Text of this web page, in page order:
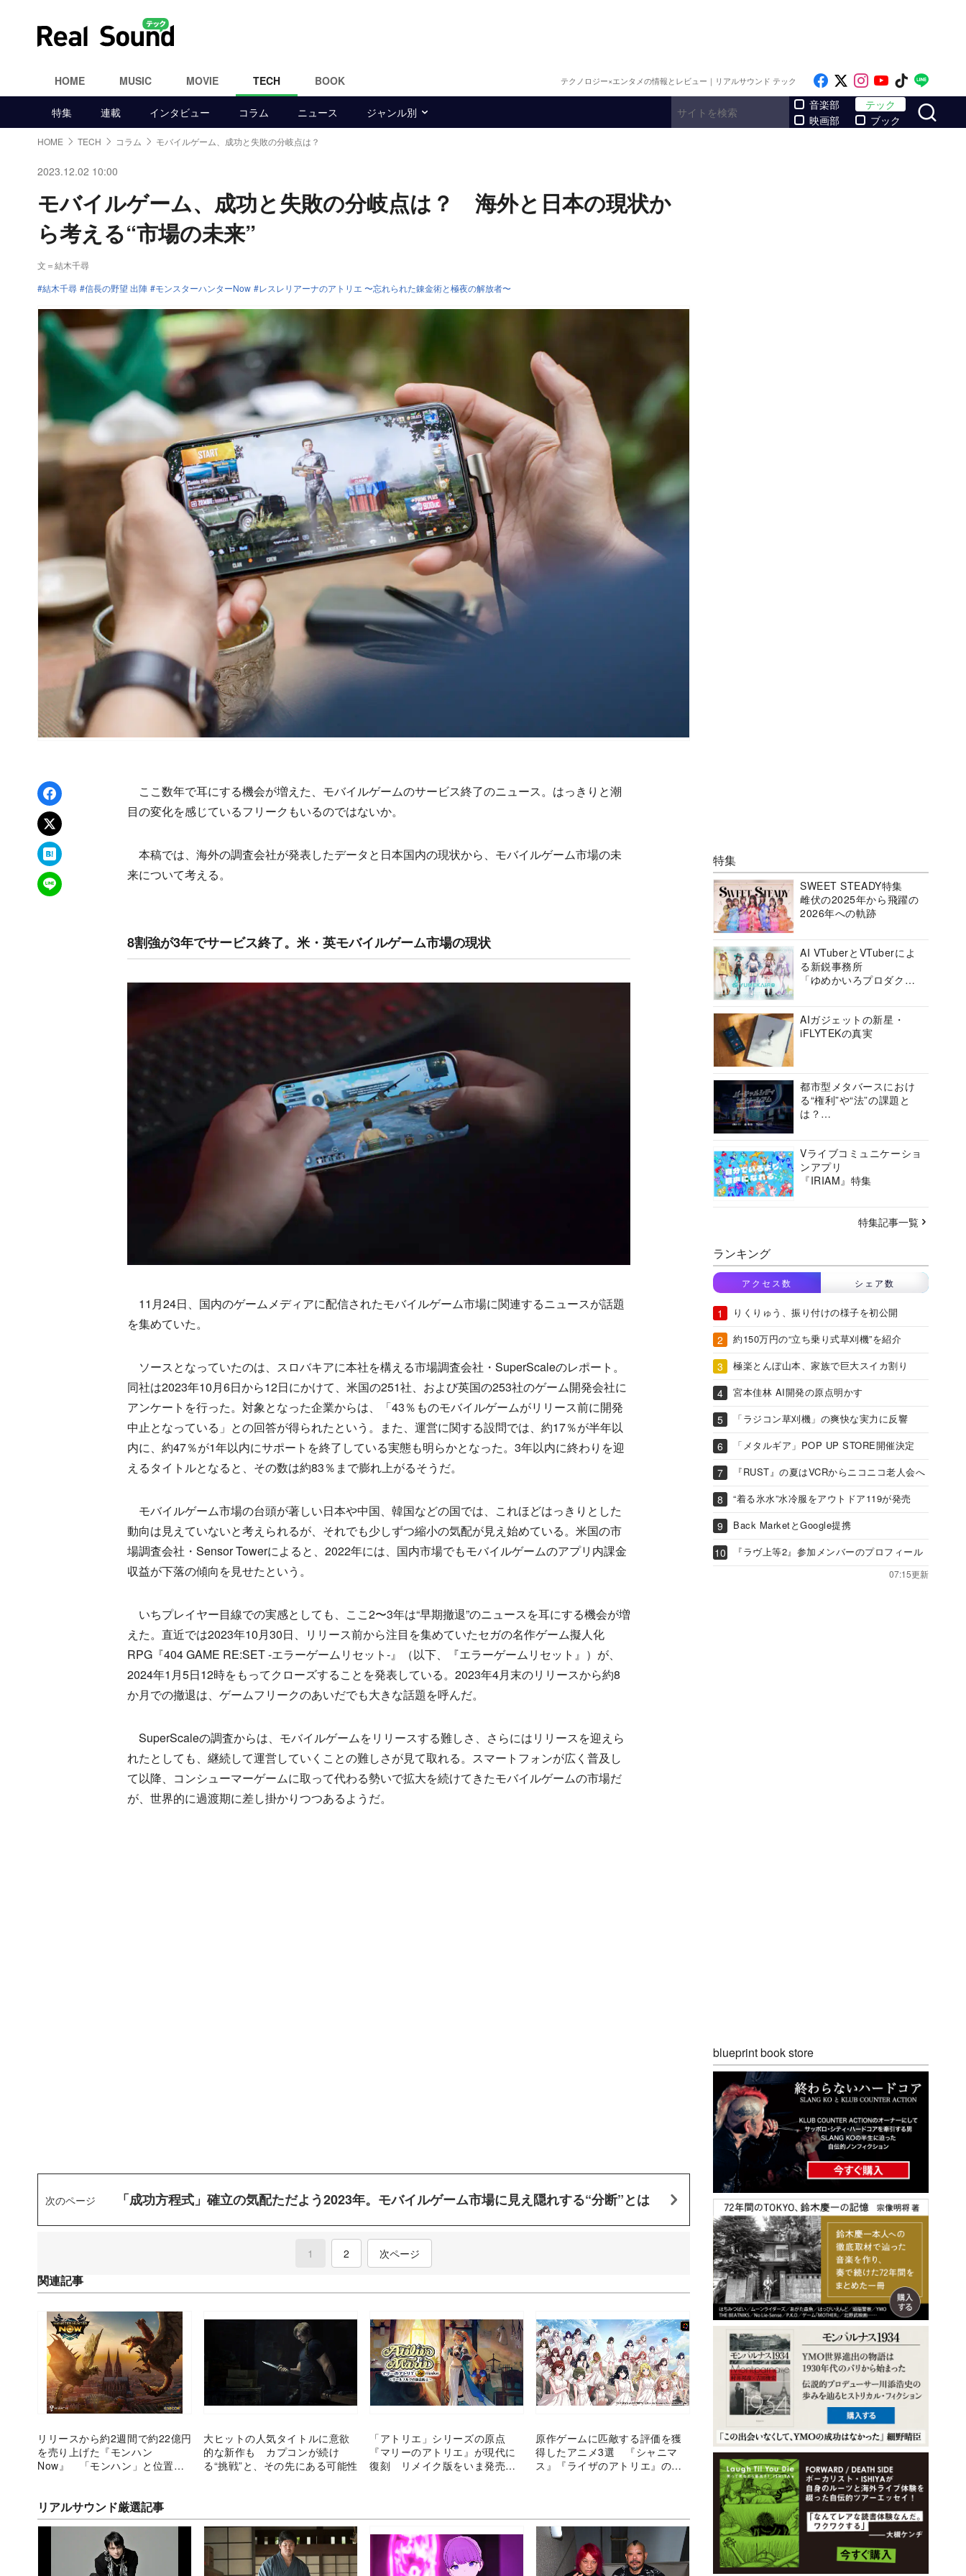
HOME MUSIC MOVIE TECH BOOK テクノロジー×エンタメの情報とレビュー｜リアルサウンド テック Like on Facebook
Follow on x
Follow on
Follow on
Follow
特集 連載 インタビュー コラム ニュース ジャンル別
音楽部
映画部
テック
ブック
HOME TECH コラム モバイルゲーム、成功と失敗の分岐点は？
2023.12.02 10:00
モバイルゲーム、成功と失敗の分岐点は？ 海外と日本の現状か
ら考える“市場の未来”
文＝結木千尋
結木千尋
信長の野望 出陣 モンスターハンターNow レスレリアーナのアトリエ 〜忘れられた錬金術と極夜の解放者〜
Facebookでシェア
xでポスト
はてなブックマーク
LINEで送る
ここ数年で耳にする機会が増えた、モバイルゲームのサービス終了のニュース。はっきりと潮
目の変化を感じているフリークもいるのではないか。
本稿では、海外の調査会社が発表したデータと日本国内の現状から、モバイルゲーム市場の未
来について考える。
8割強が3年でサービス終了。米・英モバイルゲーム市場の現状
11月24日、国内のゲームメディアに配信されたモバイルゲーム市場に関連するニュースが話題
を集めていた。
ソースとなっていたのは、スロバキアに本社を構える市場調査会社・SuperScaleのレポート。
同社は2023年10月6日から12日にかけて、米国の251社、および英国の253社のゲーム開発会社に
アンケートを行った。対象となった企業からは、「43％ものモバイルゲームがリリース前に開発
中止となっている」との回答が得られたという。また、運営に関する設問では、約17％が半年以
内に、約47％が1年以内にサポートを終了している実態も明らかとなった。3年以内に終わりを迎
えるタイトルとなると、その数は約83％まで膨れ上がるそうだ。
モバイルゲーム市場の台頭が著しい日本や中国、韓国などの国では、これほどはっきりとした
動向は見えていないと考えられるが、それでも少しずつ縮小の気配が見え始めている。米国の市
場調査会社・Sensor Towerによると、2022年には、国内市場でもモバイルゲームのアプリ内課金
収益が下落の傾向を見せたという。
いちプレイヤー目線での実感としても、ここ2〜3年は“早期撤退”のニュースを耳にする機会が増
えた。直近では2023年10月30日、リリース前から注目を集めていたセガの名作ゲーム擬人化
RPG『404 GAME RE:SET -エラーゲームリセット-』（以下、『エラーゲームリセット』）が、
2024年1月5日12時をもってクローズすることを発表している。2023年4月末のリリースから約8
か月での撤退は、ゲームフリークのあいだでも大きな話題を呼んだ。
SuperScaleの調査からは、モバイルゲームをリリースする難しさ、さらにはリリースを迎えら
れたとしても、継続して運営していくことの難しさが見て取れる。スマートフォンが広く普及し
て以降、コンシューマーゲームに取って代わる勢いで拡大を続けてきたモバイルゲームの市場だ
が、世界的に過渡期に差し掛かりつつあるようだ。
次のページ 「成功方程式」確立の気配ただよう2023年。モバイルゲーム市場に見え隠れする“分断”とは
1 (current)
2 次ページ
関連記事
リリースから約2週間で約22億円
を売り上げた『モンハン
Now』 「モンハン」と位置情
大ヒットの人気タイトルに意欲
的な新作も カプコンが続け
る“挑戦”と、その先にある可能性
「アトリエ」シリーズの原点
『マリーのアトリエ』が現代に
復刻 リメイク版をいま発売す
原作ゲームに匹敵する評価を獲
得したアニメ3選 『シャニマ
ス』『ライザのアトリエ』のア
リアルサウンド厳選記事
特集
SWEET STEADY特集
雌伏の2025年から飛躍の
2026年への軌跡
AI VTuberとVTuberによ
る新鋭事務所
「ゆめかいろプロダクシ
AIガジェットの新星・
iFLYTEKの真実
都市型メタバースにおけ
る“権利”や“法”の課題と
は？
ーシアムの挑戦に迫る
Vライブコミュニケーショ
ンアプリ
『IRIAM』特集
特集記事一覧
ランキング
アクセス数 シェア数
りくりゅう、振り付けの様子を初公開
約150万円の“立ち乗り式草刈機”を紹介
極楽とんぼ山本、家族で巨大スイカ割り
宮本佳林 AI開発の原点明かす
「ラジコン草刈機」の爽快な実力に反響
「メタルギア」POP UP STORE開催決定
『RUST』の夏はVCRからニコニコ老人会へ
“着る氷水”水冷服をアウトドア119が発売
Back MarketとGoogle提携
『ラヴ上等2』参加メンバーのプロフィール
07:15更新
blueprint book store